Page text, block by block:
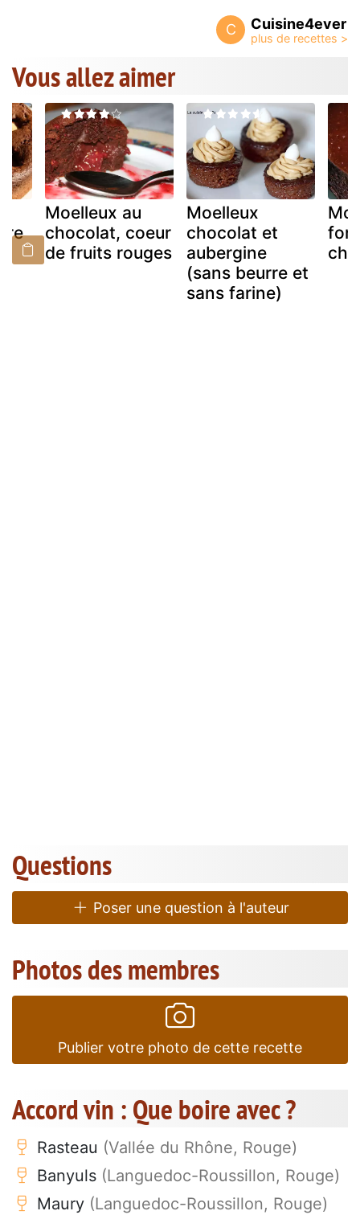
C Cuisine4ever
Vous allez aimer
Moelleux au
chocolat, coeur
de fruits rouges
Moelleux
chocolat et
aubergine
(sans beurre et
sans farine)
Questions
Poser une question à l'auteur
Photos des membres
Publier votre photo de cette recette
Accord vin : Que boire avec ?
Rasteau (Vallée du Rhône, Rouge)
Banyuls (Languedoc-Roussillon, Rouge)
Maury (Languedoc-Roussillon, Rouge)